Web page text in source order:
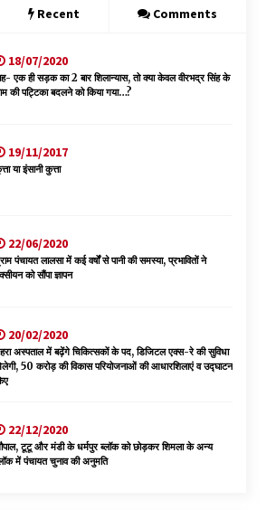
Recent Comments
18/07/2020
एक ही सड़क का 2 बार शिलान्यास, तो क्या केवल वीरभद्र सिंह के
की पट्टिका बदलने को किया गया…?
19/11/2017
या इंसानी कुत्ता
22/06/2020
पंचायत लालसा में कई वर्षों से पानी की समस्या, प्रभावितों ने
को सौंपा ज्ञापन
20/02/2020
अस्पताल में बढ़ेंगे चिकित्सकों के पद, डिजिटल एक्स-रे की सुविधा
50 करोड़ की विकास परियोजनाओं की आधारशिलाएं व उद्घाटन
22/12/2020
टूटू और मंडी के धर्मपुर ब्लॉक को छोड़कर शिमला के अन्य
में पंचायत चुनाव की अनुमति